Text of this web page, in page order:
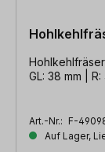
Hohlkehlfräser
GL: 38 mm | R:
Art.-Nr.: F-
Auf Lager,